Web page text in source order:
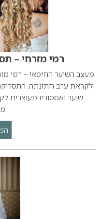
רמי מזרחי –
מעצב השיער החיפאי – רמי
לקראת ערב חתונתה.
שיער ואססוריז מעוצבים